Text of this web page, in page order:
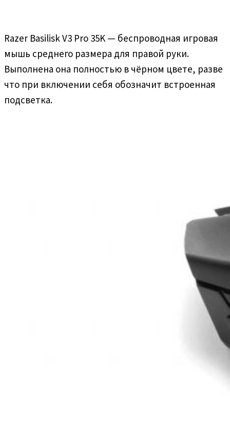
Razer Basilisk V3 Pro 35K — беспроводная игровая
мышь среднего размера для правой руки.
Выполнена она полностью в чёрном цвете, разве
что при включении себя обозначит встроенная
подсветка.